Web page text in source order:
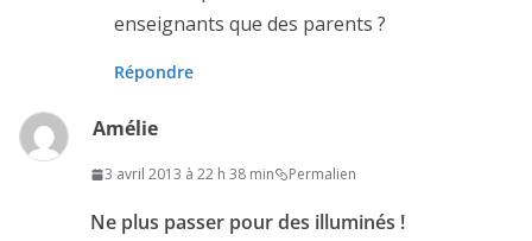
enseignants que des parents ?
Répondre
Amélie
3 avril 2013 à 22 h 38 min Permalien
Ne plus passer pour des illuminés !